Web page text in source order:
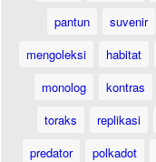
pantun
suvenir
mengoleksi
habitat
monolog
kontras
toraks
replikasi
predator
polkadot